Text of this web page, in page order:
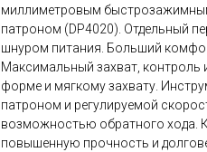
миллиметровым
патроном (DP4020). Отдельный
шнуром питания. Больший
Максимальный захват, контроль
форме и мягкому захвату.
патроном и регулируемой
возможностью обратного хода.
повышенную прочность и